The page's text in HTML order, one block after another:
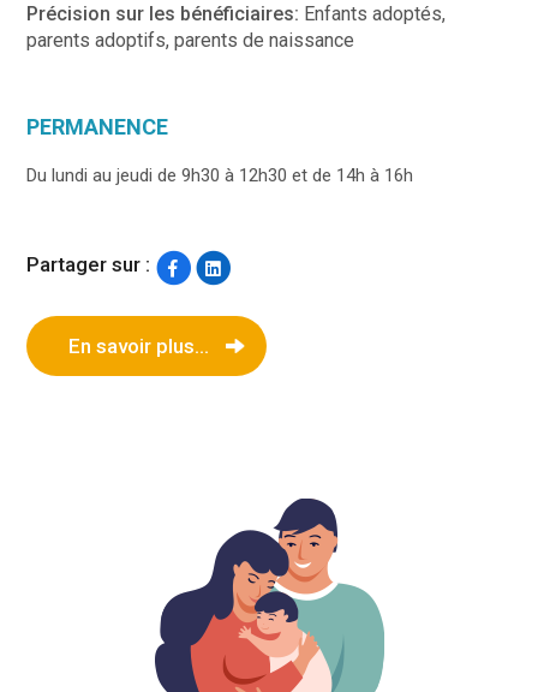
Précision sur les bénéficiaires: Enfants adoptés,
parents adoptifs, parents de naissance
PERMANENCE
Du lundi au jeudi de 9h30 à 12h30 et de 14h à 16h
Partager sur :
En savoir plus...